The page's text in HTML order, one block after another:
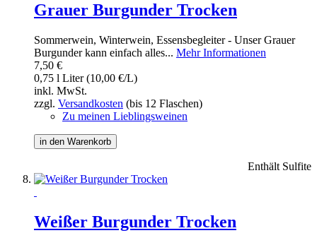
Grauer Burgunder Trocken
Sommerwein, Winterwein, Essensbegleiter - Unser Grauer
Burgunder kann einfach alles... Mehr Informationen
7,50 €
0,75 l Liter (10,00 €/L)
inkl. MwSt.
zzgl. Versandkosten (bis 12 Flaschen)
Zu meinen Lieblingsweinen
in den Warenkorb
Enthält Sulfite
Weißer Burgunder Trocken